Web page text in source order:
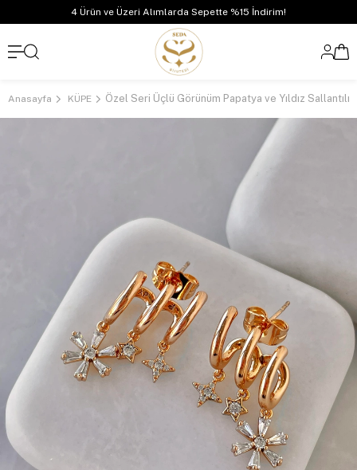
4 Ürün ve Üzeri Alımlarda Sepette %15 İndirim!
Anasayfa KÜPE Özel Seri Üçlü Görünüm Papatya ve Yıldız Sallantılı